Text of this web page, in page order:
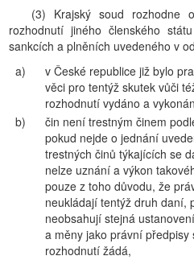
(3) Krajský soud rozhodne
rozhodnutí jiného členského
sankcích a plněních uvedeného v
a)
v České republice již bylo
věci pro tentýž skutek vůči
rozhodnutí vydáno a
b)
čin není trestným činem
pokud nejde o jednání
trestných činů týkajících se
nelze uznání a výkon
pouze z toho důvodu, že
neukládají tentýž druh daní,
neobsahují stejná
a měny jako právní
rozhodnutí žádá,